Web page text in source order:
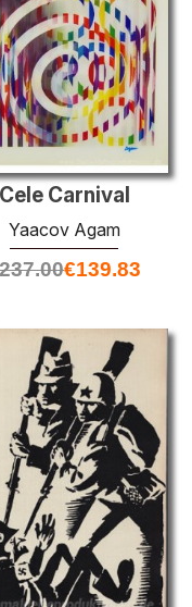
Cele Carnival
Yaacov Agam
237.00€139.83